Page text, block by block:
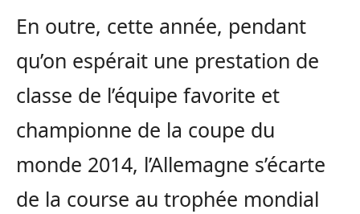
En outre, cette année, pendant
qu’on espérait une prestation de
classe de l’équipe favorite et
championne de la coupe du
monde 2014, l’Allemagne s’écarte
de la course au trophée mondial